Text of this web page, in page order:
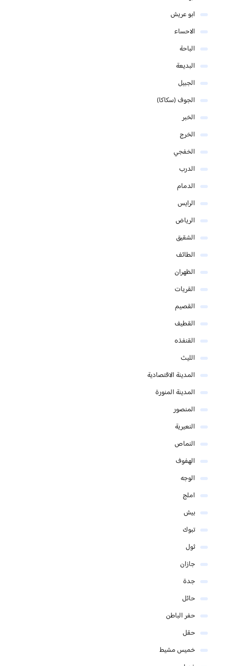
ابو عريش
الاحساء
الباحة
البديعة
الجبيل
الجوف (سكاكا)
الخبر
الخرج
الخفجي
الدرب
الدمام
الرايس
الرياض
الشقيق
الطائف
الظهران
القريات
القصيم
القطيف
القنفذه
الليث
المدينة الاقتصادية
المدينة المنورة
المنصور
النعيرية
النماص
الهفوف
الوجه
املج
بيش
تبوك
ثول
جازان
جدة
حائل
حفر الباطن
حقل
خميس مشيط